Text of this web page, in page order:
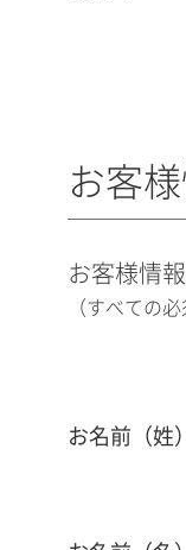
お客
お客様情
（すべての
お名前（姓）